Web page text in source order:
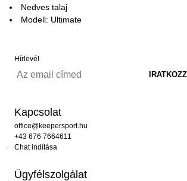
Nedves talaj
Modell: Ultimate
Hírlevél
Kapcsolat
office@keepersport.hu
+43 676 7664611
Chat indítása
Ügyfélszolgálat